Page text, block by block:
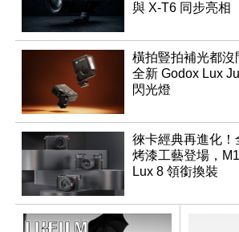
與 X-T6 同步亮相
橫拍豎拍補光都沒
全新 Godox Lux
閃光燈
徠卡經典再進化！
烤漆工藝登場，
Lux 8 領銜換裝